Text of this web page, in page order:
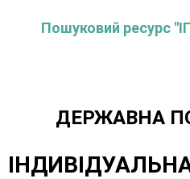
Пошуковий ресурс
ДЕРЖАВНА